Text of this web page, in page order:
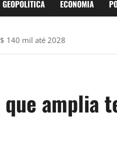
GEOPOLÍTICA ECONOMIA
140 mil até 2028
amplia